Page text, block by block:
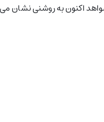
اکنون به‌ روشنی نشان